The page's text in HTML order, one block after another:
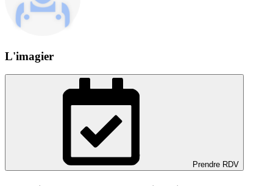
L'imagier
Prendre RDV